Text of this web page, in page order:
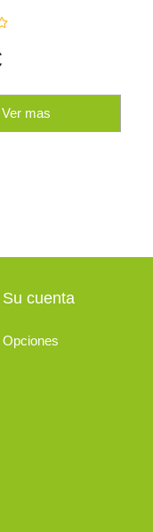
Ver mas
Su cuenta
Opciones